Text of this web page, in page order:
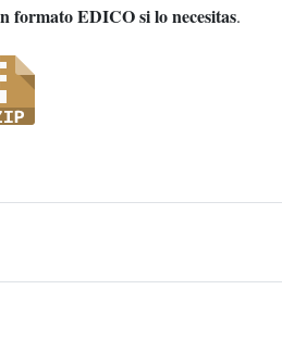
formato EDICO si lo necesitas.